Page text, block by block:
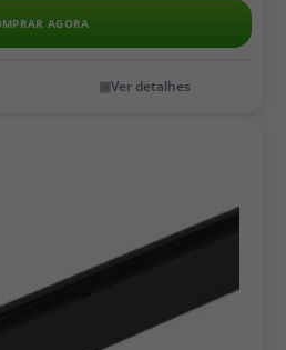
AGORA
Ver detalhes